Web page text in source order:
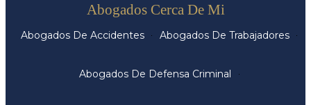
Abogados Cerca De Mi
Abogados De Accidentes Abogados De Trabajadores
Abogados De Defensa Criminal